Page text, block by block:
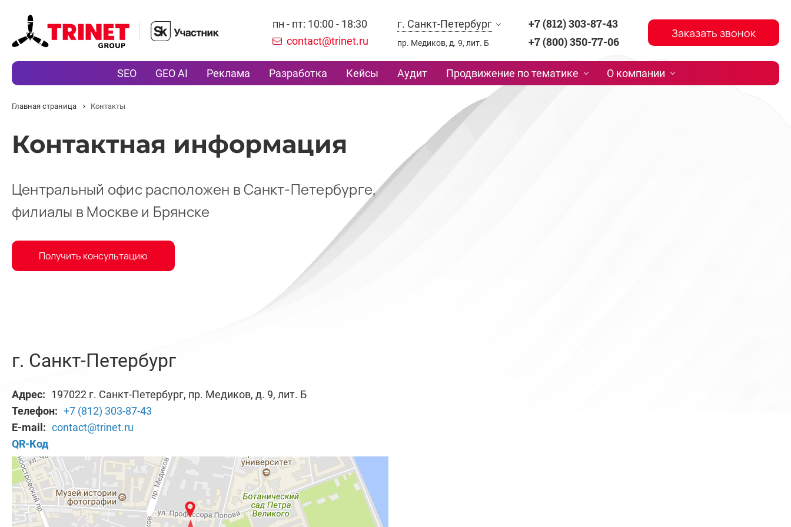
пн - пт: 10:00 - 18:30
contact@trinet.ru
г. Санкт-Петербург
пр. Медиков, д. 9, лит. Б
+7 (812) 303-87-43
+7 (800) 350-77-06
Заказать звонок
SEO GEO AI Реклама Разработка Кейсы Аудит Продвижение по тематике О компании
Главная страница Контакты
Контактная информация
Центральный офис расположен в Санкт-Петербурге,
филиалы в Москве и Брянске
Получить консультацию
г. Санкт-Петербург
Адрес: 197022 г. Санкт-Петербург, пр. Медиков, д. 9, лит. Б
Телефон: +7 (812) 303-87-43
E-mail: contact@trinet.ru
QR-Код